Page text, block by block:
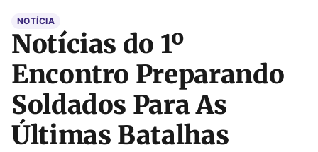
NOTÍCIA
Notícias do 1º
Encontro Preparando
Soldados Para As
Últimas Batalhas